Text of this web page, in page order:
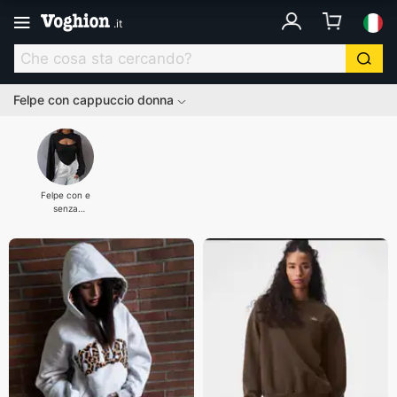
.it
Felpe con cappuccio donna
Felpe con e
senza